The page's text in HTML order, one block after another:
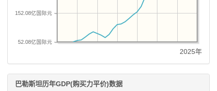
52.08亿国际元
152.08亿国际元
2025年
巴勒斯坦历年GDP(购买力平价)数据